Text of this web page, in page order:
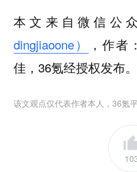
本文来自微信公
dingjiaoone）
，作者
佳，36氪经授权发布。
该文观点仅代表作者本人，36氪